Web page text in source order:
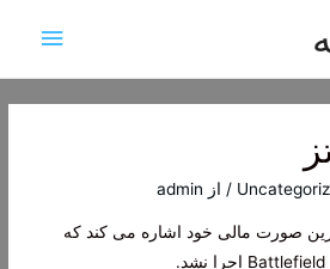
اصلی
/ از admin
صورت مالی خود اشاره می کند که